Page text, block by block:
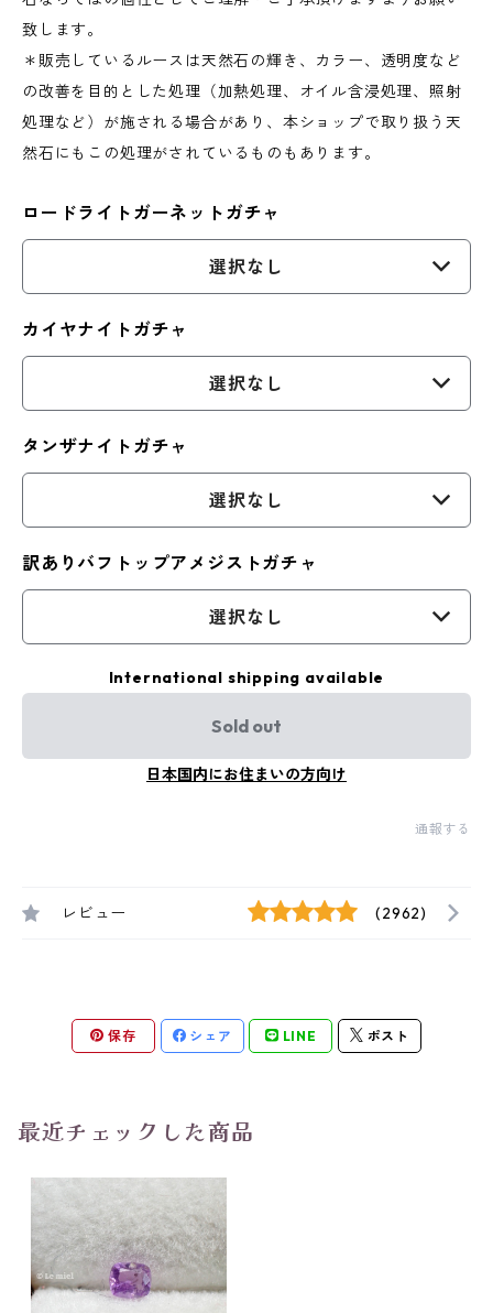
致します。
＊販売しているルースは天然石の輝き、カラー、透明度など
の改善を目的とした処理（加熱処理、オイル含浸処理、照射
処理など）が施される場合があり、本ショップで取り扱う天
然石にもこの処理がされているものもあります。
ロードライトガーネットガチャ
選択なし
カイヤナイトガチャ
選択なし
タンザナイトガチャ
選択なし
訳ありバフトップアメジストガチャ
選択なし
International shipping available
Sold out
日本国内にお住まいの方向け
通報する
レビュー (2962)
保存 シェア LINE ポスト
最近チェックした商品